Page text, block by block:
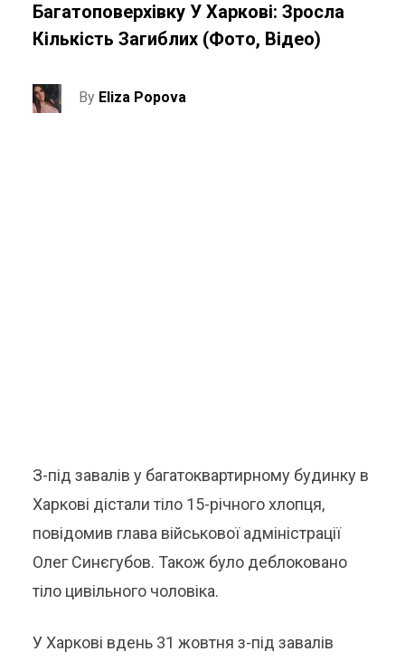
Багатоповерхівку У Харкові: Зросла
Кількість Загиблих (фото, Відео)
By Eliza Popova
З-під завалів у багатоквартирному будинку в
Харкові дістали тіло 15-річного хлопця,
повідомив глава військової адміністрації
Олег Синєгубов. Також було деблоковано
тіло цивільного чоловіка.
У Харкові вдень 31 жовтня з-під завалів